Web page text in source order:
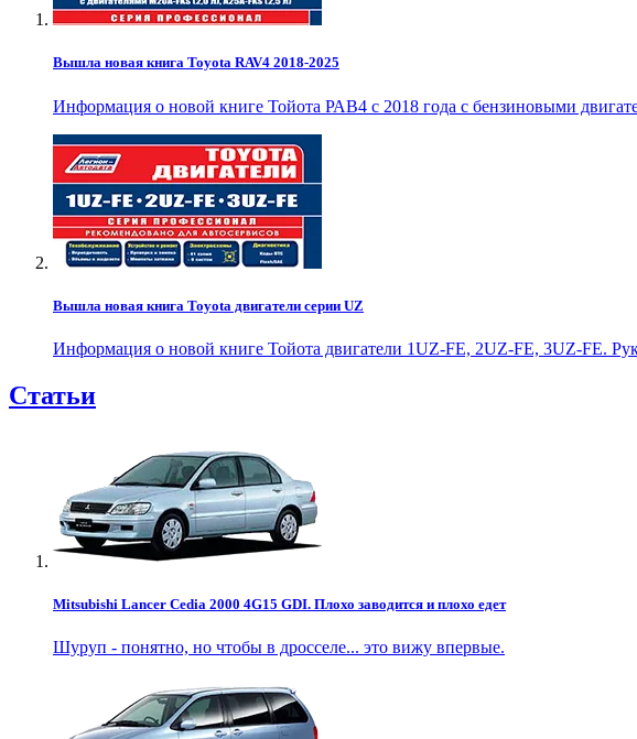
Вышла новая книга Toyota RAV4 2018-2025
Информация о новой книге Тойота РАВ4 с 2018 года с бензиновыми
Вышла новая книга Toyota двигатели серии UZ
Информация о новой книге Тойота двигатели 1UZ-FE, 2UZ-FE, 3UZ-FE.
Статьи
Mitsubishi Lancer Cedia 2000 4G15 GDI. Плохо заводится и плохо едет
Шуруп - понятно, но чтобы в дросселе... это вижу впервые.